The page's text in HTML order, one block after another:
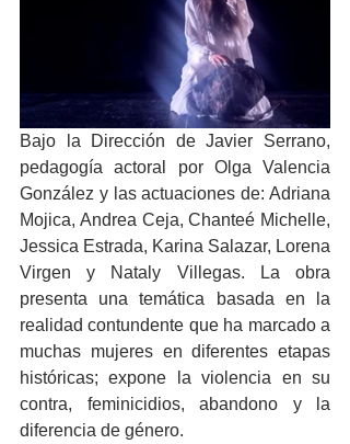
Bajo la Dirección de Javier Serrano,
pedagogía actoral por Olga Valencia
González y las actuaciones de: Adriana
Mojica, Andrea Ceja, Chanteé Michelle,
Jessica Estrada, Karina Salazar, Lorena
Virgen y Nataly Villegas. La obra
presenta una temática basada en la
realidad contundente que ha marcado a
muchas mujeres en diferentes etapas
históricas; expone la violencia en su
contra, feminicidios, abandono y la
diferencia de género.